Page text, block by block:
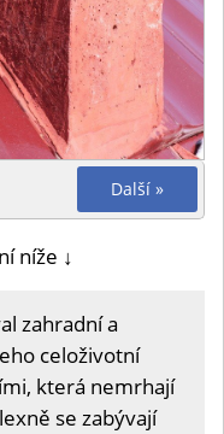
Další »
níže ↓
zahradní a
celoživotní
která nemrhají
se zabývají